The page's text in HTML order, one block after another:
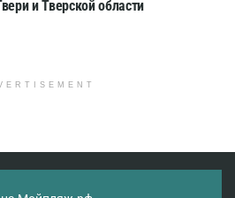
и Тверской области